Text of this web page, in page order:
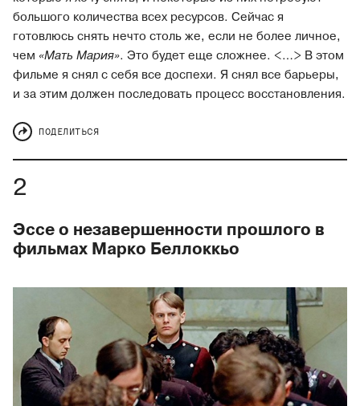
большого количества всех ресурсов. Сейчас я
готовлюсь снять нечто столь же, если не более личное,
чем «Мать Мария». Это будет еще сложнее. <…> В этом
фильме я снял с себя все доспехи. Я снял все барьеры,
и за этим должен последовать процесс восстановления.
ПОДЕЛИТЬСЯ
Эссе о незавершенности прошлого в
фильмах Марко Беллоккьо